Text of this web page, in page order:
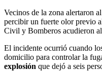
Vecinos de la zona alertaron
percibir un fuerte olor previo
Civil y Bomberos acudieron
El incidente ocurrió cuando
domicilio para controlar la
explosión que dejó a seis